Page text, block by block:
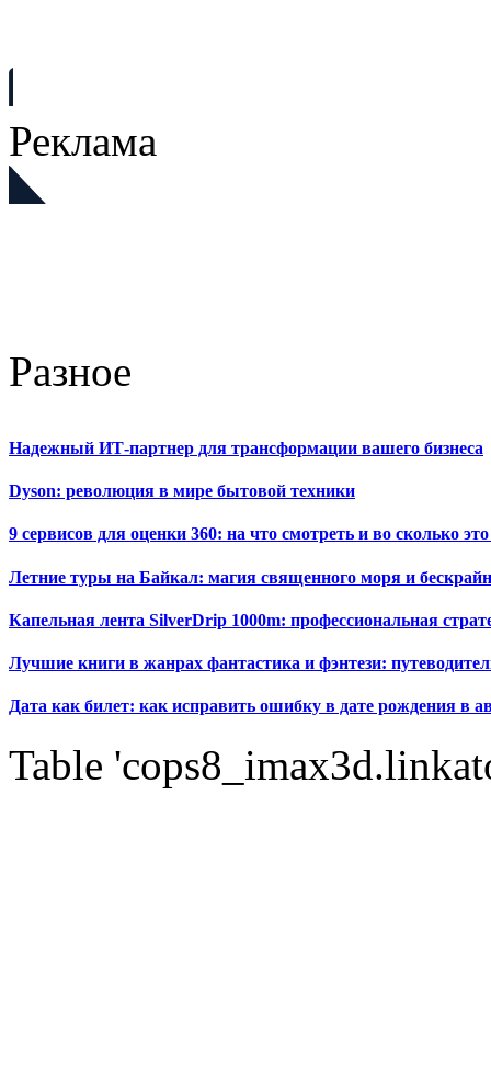
Реклама
Разное
Надежный ИТ-партнер для трансформации вашего бизнеса
Dyson: революция в мире бытовой техники
9 сервисов для оценки 360: на что смотреть и во сколько это
Летние туры на Байкал: магия священного моря и
Капельная лента SilverDrip 1000m: профессиональная
Лучшие книги в жанрах фантастика и фэнтези:
Дата как билет: как исправить ошибку в дате рождения в
Table